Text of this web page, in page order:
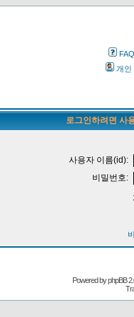
FAQ
개인
로그인하려면 사
사용자 이름(id):
비밀번호:
Powered byphpBB